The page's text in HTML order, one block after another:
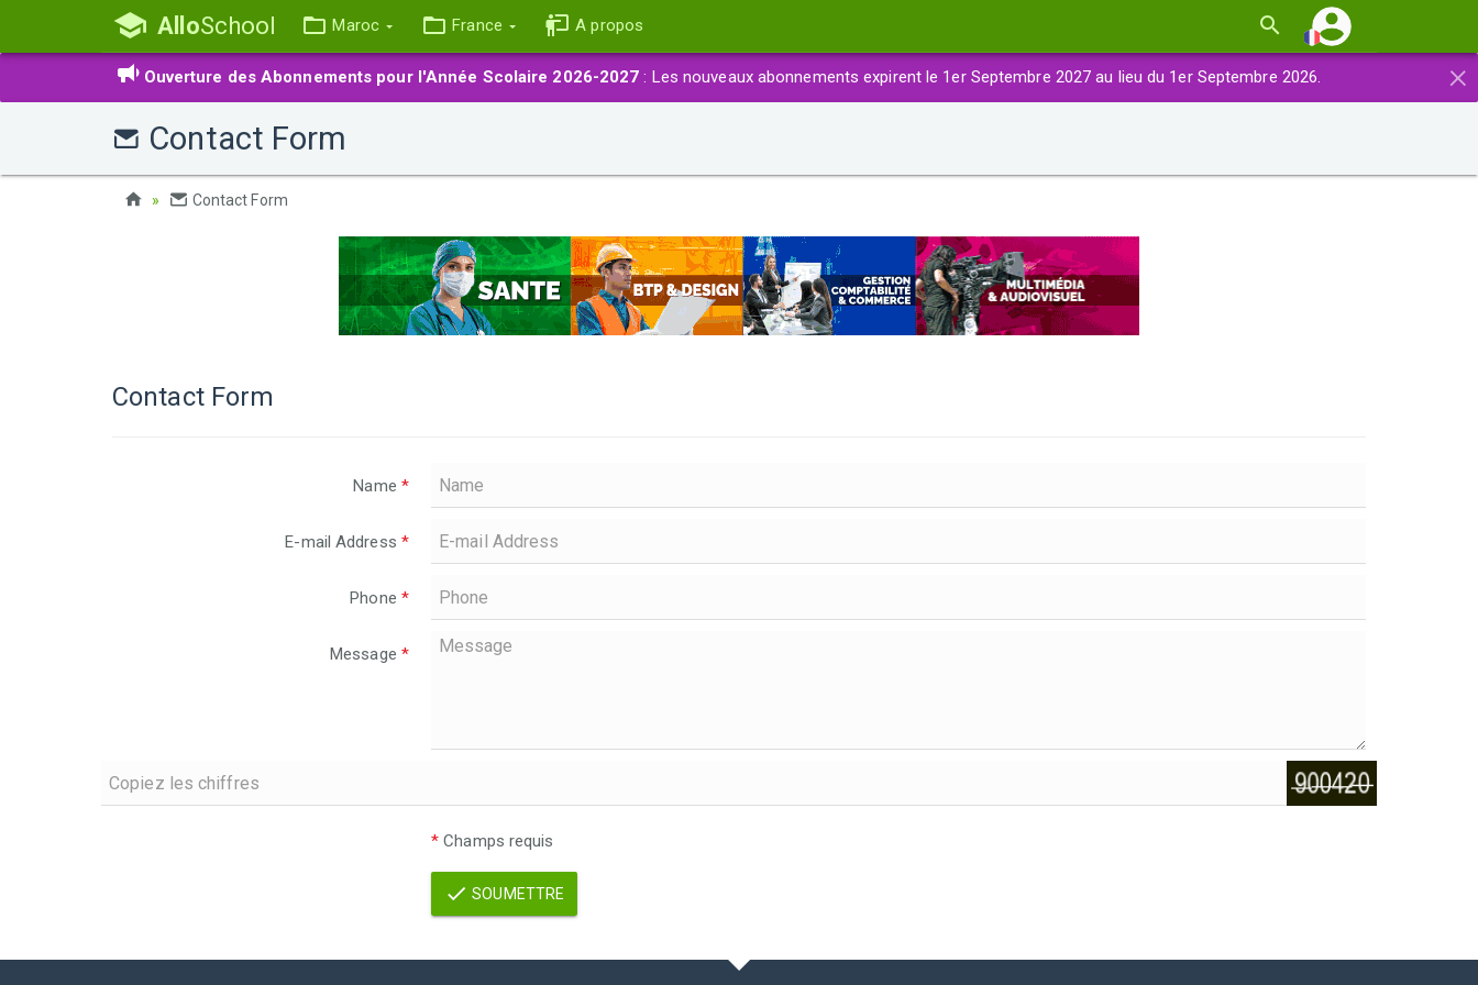
AlloSchool Maroc France A propos
×
Ouverture des Abonnements pour l'Année Scolaire 2026-2027 : Les nouveaux abonnements expirent le 1er Septembre 2027 au lieu du 1er Septembre 2026.
Contact Form
Contact Form
Contact Form
Name *
E-mail Address *
Phone *
Message *
* Champs requis
SOUMETTRE